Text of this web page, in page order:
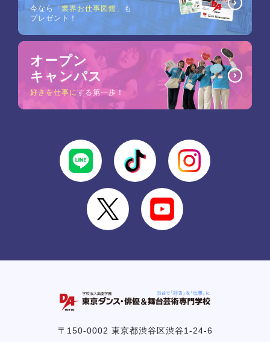
今なら「業界お仕事図鑑」
も
プレゼント！
オープン
キャンパス
好きを仕事にする第一歩！
〒150-0002 東京都渋谷区渋谷1-24-6